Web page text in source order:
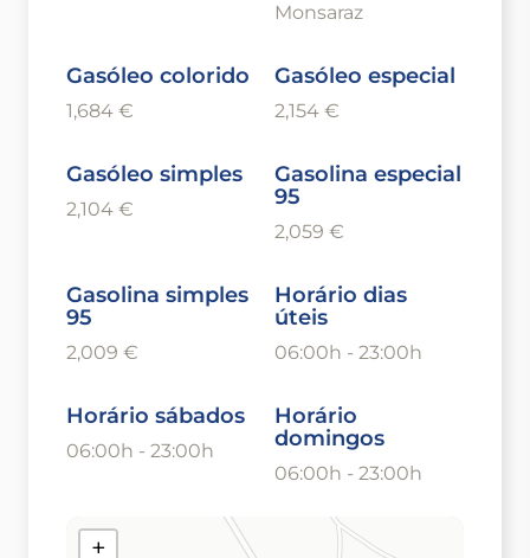
Monsaraz
Gasóleo colorido
1,684 €
Gasóleo especial
2,154 €
Gasóleo simples
2,104 €
Gasolina especial
95
2,059 €
Gasolina simples
95
2,009 €
Horário dias
úteis
06:00h - 23:00h
Horário sábados
06:00h - 23:00h
Horário
domingos
06:00h - 23:00h
+